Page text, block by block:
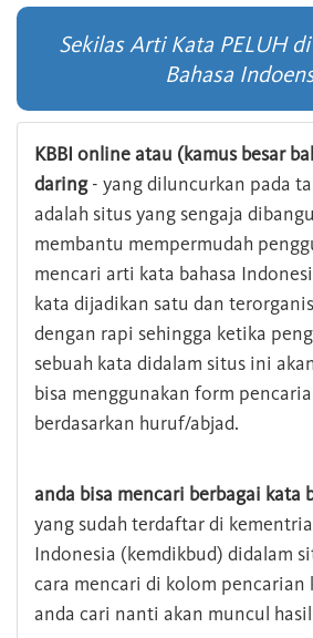
Sekilas Arti Kata PELUH
Bahasa
KBBI online atau (kamus besar
daring- yang diluncurkan pada
adalah situs yang sengaja
membantu mempermudah
mencari arti kata bahasa
kata dijadikan satu dan
dengan rapi sehingga ketika
sebuah kata didalam situs ini
bisa menggunakan form
berdasarkan huruf/abjad.
anda bisa mencari berbagai kata
yang sudah terdaftar di
Indonesia (kemdikbud) didalam
cara mencari di kolom pencarian
anda cari nanti akan muncul